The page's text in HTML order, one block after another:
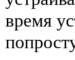
время